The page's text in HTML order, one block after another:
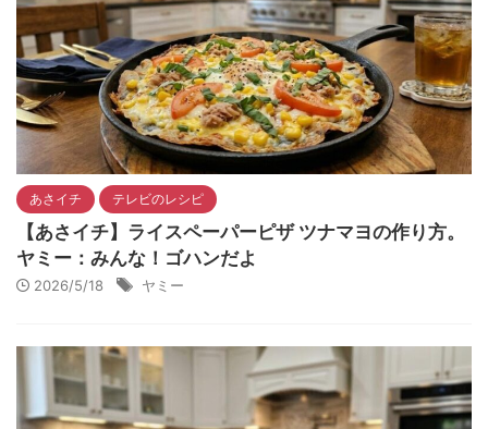
あさイチ テレビのレシピ
【あさイチ】ライスペーパーピザ ツナマヨの作り方。
ヤミー：みんな！ゴハンだよ
2026/5/18 ヤミー